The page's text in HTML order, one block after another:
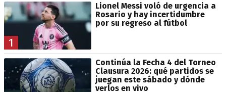
1
Lionel Messi voló de urgencia a
Rosario y hay incertidumbre
por su regreso al fútbol
Continúa la Fecha 4 del Torneo
Clausura 2026: qué partidos se
juegan este sábado y dónde
verlos en vivo